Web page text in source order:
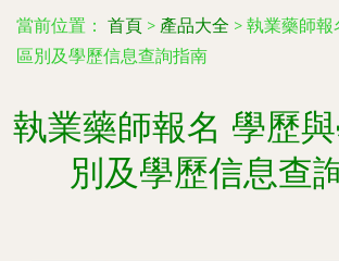
當前位置： 首頁 > 產品大全 > 執業藥師報
區別及學歷信息查詢指南
執業藥師報名 學歷
別及學歷信息查